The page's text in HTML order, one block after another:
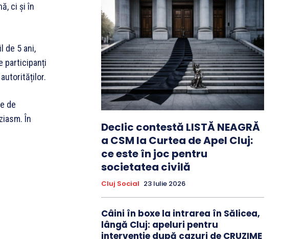
ci și în
de 5 ani,
participanți
de
În
Declic contestă LISTĂ NEAGRĂ
a CSM la Curtea de Apel Cluj:
ce este în joc pentru
societatea civilă
Cluj Social 23 Iulie 2026
Câini în boxe la intrarea în Sălicea,
lângă Cluj: apeluri pentru
intervenție după cazuri de CRUZIME